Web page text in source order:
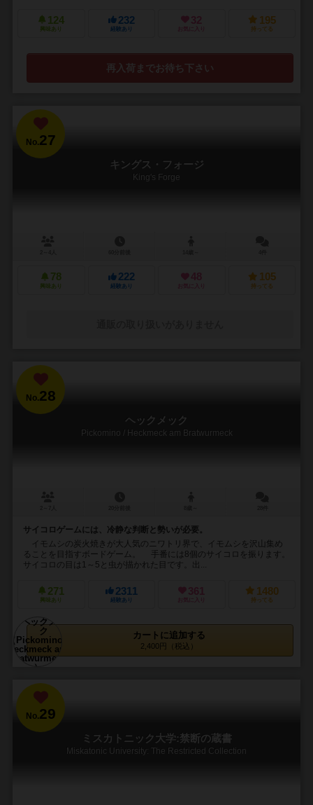
124
興味あり
232
経験あり
32
お気に入り
195
持ってる
再入荷までお待ち下さい
No.27
キングス・フォージ
King's Forge
78
興味あり
222
経験あり
48
お気に入り
105
持ってる
No.28
ヘックメック
Pickomino / Heckmeck am Bratwurmeck
サイコロゲームには、冷静な判断と勢いが必要。
イモムシの炭火焼きが大人気のニワトリ界で、イモムシを沢山集め
ることを目指すボードゲーム。 手番には8個のサイコロを振ります。
サイコロの目は1～5と虫が描かれた目です。出...
271
興味あり
2311
経験あり
361
お気に入り
1480
持ってる
カートに追加する
2,400円（税込）
No.29
ミスカトニック大学:禁断の蔵書
Miskatonic University: The Restricted Collection